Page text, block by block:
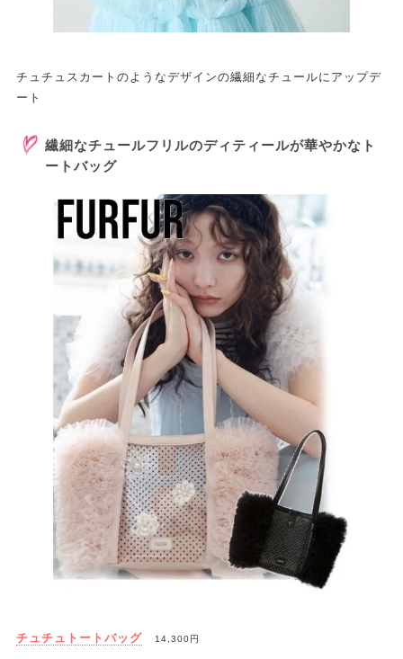
チュチュスカートのようなデザインの繊細なチュールにアップデ
ート
繊細なチュールフリルのディティールが華やかなト
ートバッグ
チュチュトートバッグ 14,300円